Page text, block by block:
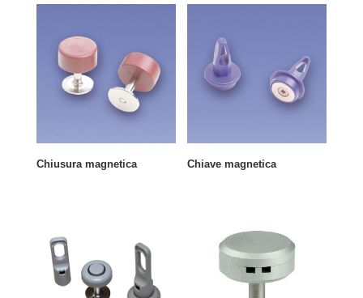
Chiusura magnetica Chiave magnetica